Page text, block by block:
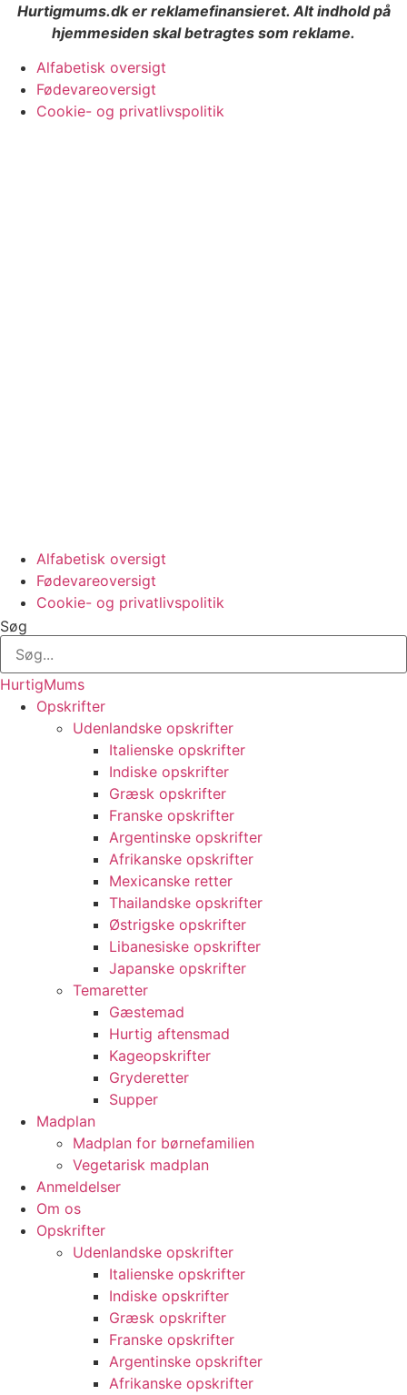
Hurtigmums.dk er reklamefinansieret. Alt indhold på
hjemmesiden skal betragtes som reklame.
Alfabetisk oversigt
Fødevareoversigt
Cookie- og privatlivspolitik
Alfabetisk oversigt
Fødevareoversigt
Cookie- og privatlivspolitik
Søg
HurtigMums
Opskrifter
Udenlandske opskrifter
Italienske opskrifter
Indiske opskrifter
Græsk opskrifter
Franske opskrifter
Argentinske opskrifter
Afrikanske opskrifter
Mexicanske retter
Thailandske opskrifter
Østrigske opskrifter
Libanesiske opskrifter
Japanske opskrifter
Temaretter
Gæstemad
Hurtig aftensmad
Kageopskrifter
Gryderetter
Supper
Madplan
Madplan for børnefamilien
Vegetarisk madplan
Anmeldelser
Om os
Opskrifter
Udenlandske opskrifter
Italienske opskrifter
Indiske opskrifter
Græsk opskrifter
Franske opskrifter
Argentinske opskrifter
Afrikanske opskrifter